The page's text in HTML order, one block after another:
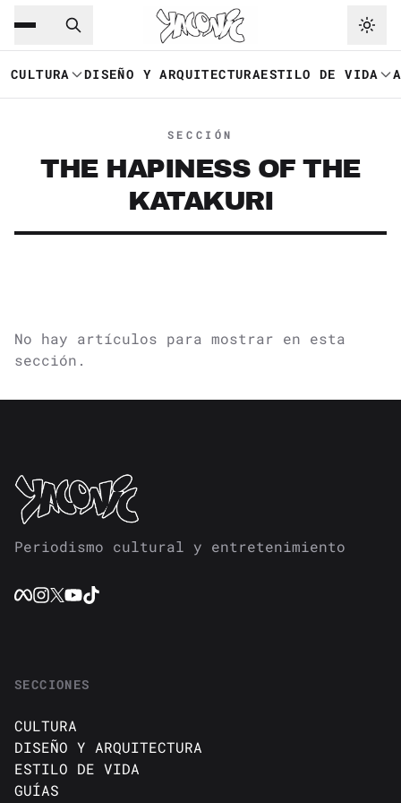
Saltar al contenido principal
CULTURA DISEÑO Y ARQUITECTURAESTILO DE VIDA
SECCIÓN
THE HAPINESS OF THE
KATAKURI
No hay artículos para mostrar en esta
sección.
Periodismo cultural y entretenimiento
SECCIONES
CULTURA
DISEÑO Y ARQUITECTURA
ESTILO DE VIDA
GUÍAS